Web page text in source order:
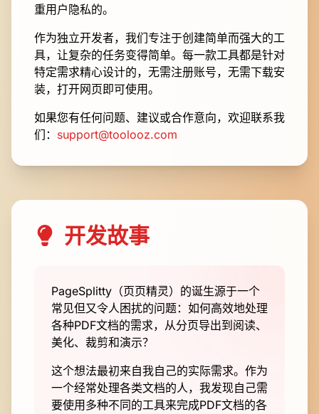
重用户隐私的。
作为独立开发者，我们专注于创建简单而强大的工
具，让复杂的任务变得简单。每一款工具都是针对
特定需求精心设计的，无需注册账号，无需下载安
装，打开网页即可使用。
如果您有任何问题、建议或合作意向，欢迎联系我
们： support@toolooz.com
开发故事
PageSplitty（页页精灵）的诞生源于一个
常见但又令人困扰的问题：如何高效地处理
各种PDF文档的需求，从分页导出到阅读、
美化、裁剪和演示？
这个想法最初来自我自己的实际需求。作为
一个经常处理各类文档的人，我发现自己需
要使用多种不同的工具来完成PDF文档的各